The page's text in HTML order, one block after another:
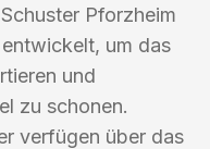
Pforzheim
um das
und
zu schonen.
verfügen über das